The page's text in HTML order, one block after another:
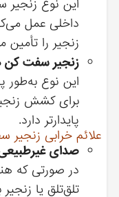
این نوع زنجیر
داخلی عمل
زنجیر را تأمین
زنجیر سفت کن
این نوع به‌طور
برای کشش
پایدارتر دارد.
علائم خرابی
صدای غیرطبیعی
در صورتی که
تلق‌تلق یا